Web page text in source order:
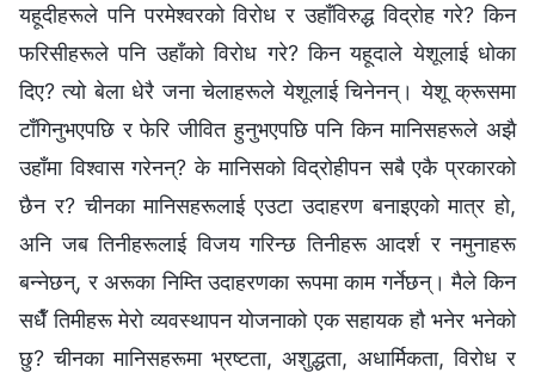
यहूदीहरूले पनि परमेश्‍वरको विरोध र उहाँविरुद्ध विद्रोह गरे? किन
फरिसीहरूले पनि उहाँको विरोध गरे? किन यहूदाले येशूलाई धोका
दिए? त्यो बेला धेरै जना चेलाहरूले येशूलाई चिनेनन्। येशू क्रूसमा
टाँगिनुभएपछि र फेरि जीवित हुनुभएपछि पनि किन मानिसहरूले अझै
उहाँमा विश्‍वास गरेनन्? के मानिसको विद्रोहीपन सबै एकै प्रकारको
छैन र? चीनका मानिसहरूलाई एउटा उदाहरण बनाइएको मात्र हो,
अनि जब तिनीहरूलाई विजय गरिन्छ तिनीहरू आदर्श र नमुनाहरू
बन्‍नेछन्, र अरूका निम्ति उदाहरणका रूपमा काम गर्नेछन्। मैले किन
सधैँ तिमीहरू मेरो व्यवस्थापन योजनाको एक सहायक हौ भनेर भनेको
छु? चीनका मानिसहरूमा भ्रष्टता, अशुद्धता, अधार्मिकता, विरोध र